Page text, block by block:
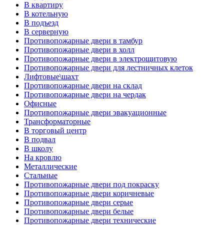
В квартиру
В котельную
В подъезд
В серверную
Противопожарные двери в тамбур
Противопожарные двери в холл
Противопожарные двери в электрощитовую
Противопожарные двери для лестничных клеток
Лифтовые\шахт
Противопожарные двери на склад
Противопожарные двери на чердак
Офисные
Противопожарные двери эвакуационные
Трансформаторные
В торговый центр
В подвал
В школу
На кровлю
Металлические
Стальные
Противопожарные двери под покраску
Противопожарные двери коричневые
Противопожарные двери серые
Противопожарные двери белые
Противопожарные двери технические